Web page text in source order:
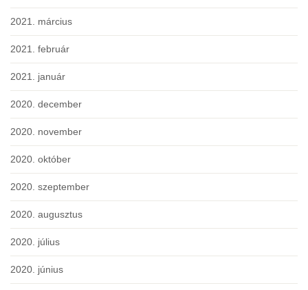
2021. március
2021. február
2021. január
2020. december
2020. november
2020. október
2020. szeptember
2020. augusztus
2020. július
2020. június